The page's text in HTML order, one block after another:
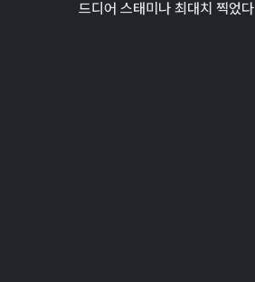
드디어 스태미나 최대치 찍었다